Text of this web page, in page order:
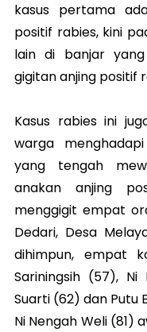
kasus pertama
positif rabies, kini
lain di banjar
gigitan anjing positif
Kasus rabies ini
warga
yang tengah
anakan anjing
menggigit empat
Dedari, Desa
dihimpun, empat
Sariningsih (57), Ni
Suarti (62) dan Putu
Ni Nengah Weli